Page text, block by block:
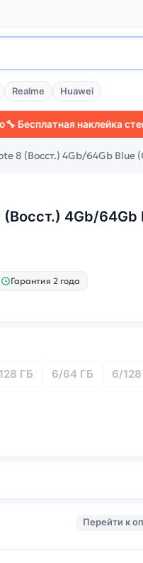
Realme Huawei
наклейка стекла⚡
8 (Восст.) 4Gb/64Gb Blue
4Gb/64Gb
Гарантия 2 года
ГБ 6/64 ГБ 6/
Перейти к